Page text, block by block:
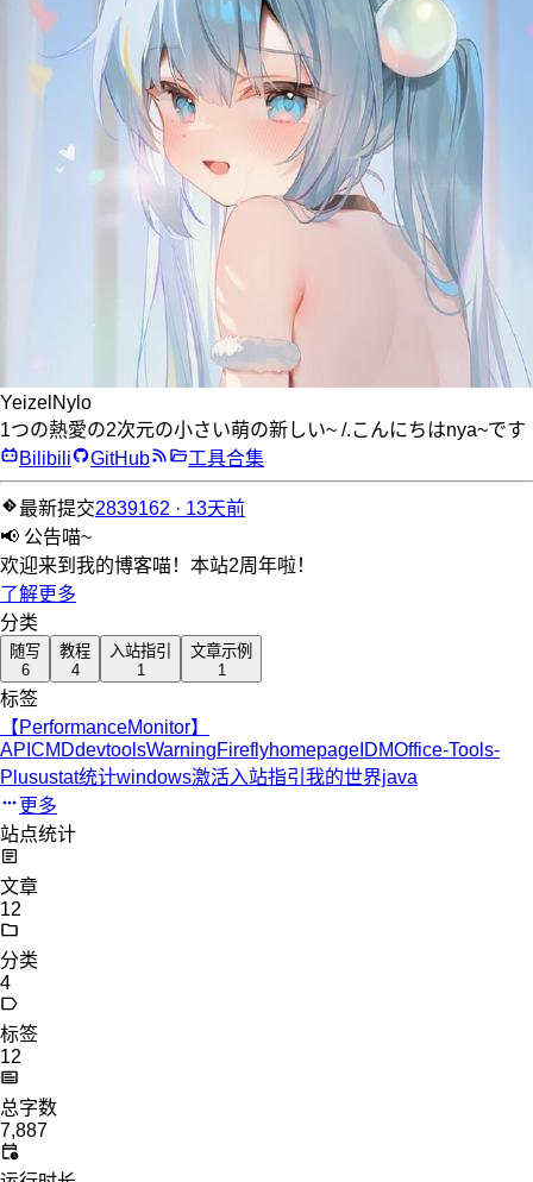
YeizelNylo
1つの熱愛の2次元の小さい萌の新しい~ /.こんにちはnya~です
Bilibili
GitHub 工具合集
最新提交2839162 · 13天前
📢 公告喵~
欢迎来到我的博客喵！本站2周年啦！
了解更多
分类
随写
6
教程
4
入站指引
1
文章示例
1
标签
【PerformanceMonitor】
API CMDdevtoolsWarningFireflyhomepage IDMOffice-Tools-
Plusustat统计windows激活入站指引 我的世界java
更多
站点统计
文章
12
分类
4
标签
12
总字数
7,887